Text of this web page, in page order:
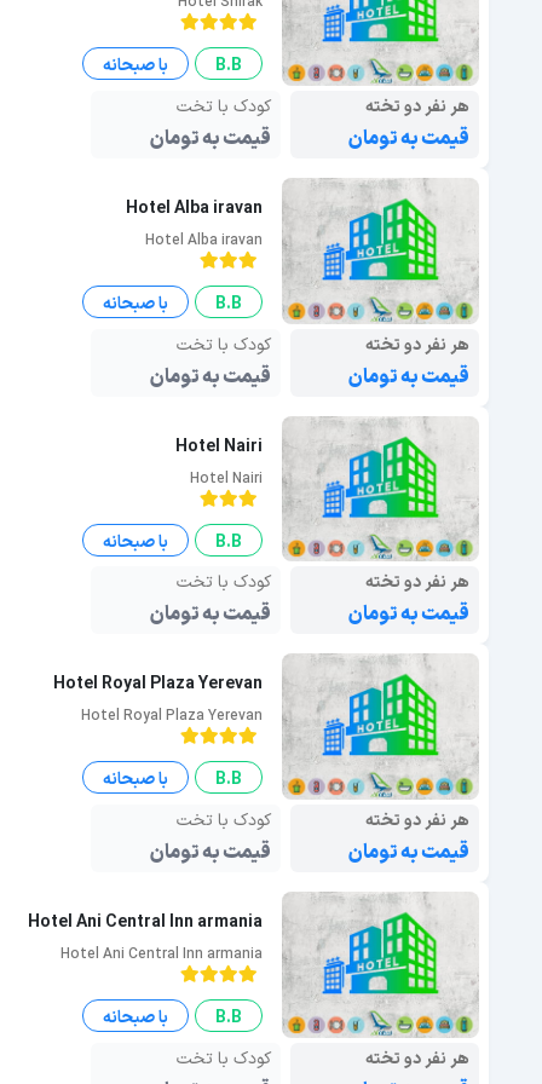
B.B
با صبحانه
هر نفر دو تخته
قیمت به تومان
کودک با تخت
قیمت به تومان
Hotel Alba iravan
Hotel Alba iravan
B.B
با صبحانه
هر نفر دو تخته
قیمت به تومان
کودک با تخت
قیمت به تومان
Hotel Nairi
Hotel Nairi
B.B
با صبحانه
هر نفر دو تخته
قیمت به تومان
کودک با تخت
قیمت به تومان
Hotel Royal Plaza Yerevan
Hotel Royal Plaza Yerevan
B.B
با صبحانه
هر نفر دو تخته
قیمت به تومان
کودک با تخت
قیمت به تومان
Hotel Ani Central Inn armania
Hotel Ani Central Inn armania
B.B
با صبحانه
هر نفر دو تخته
کودک با تخت